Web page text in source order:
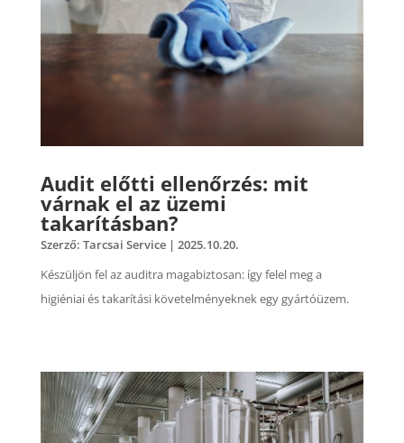
Audit előtti ellenőrzés: mit
várnak el az üzemi
takarításban?
Szerző: Tarcsai Service| 2025.10.20.
Készüljön fel az auditra magabiztosan: így felel meg a
higiéniai és takarítási követelményeknek egy gyártóüzem.